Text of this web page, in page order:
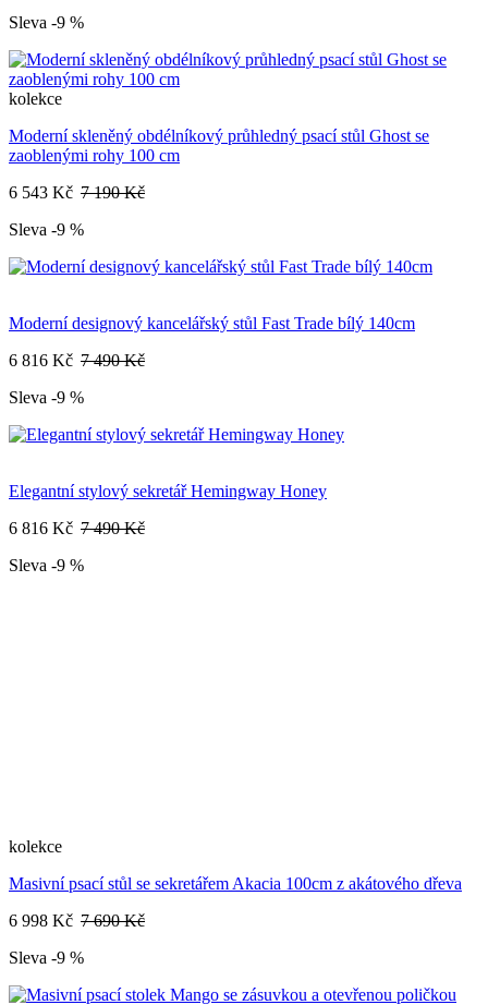
Sleva -9 %
kolekce
Moderní skleněný obdélníkový průhledný psací stůl Ghost se
zaoblenými rohy 100 cm
6 543 Kč 7 190 Kč
Sleva -9 %
Moderní designový kancelářský stůl Fast Trade bílý 140cm
6 816 Kč 7 490 Kč
Sleva -9 %
Elegantní stylový sekretář Hemingway Honey
6 816 Kč 7 490 Kč
Sleva -9 %
kolekce
Masivní psací stůl se sekretářem Akacia 100cm z akátového dřeva
6 998 Kč 7 690 Kč
Sleva -9 %